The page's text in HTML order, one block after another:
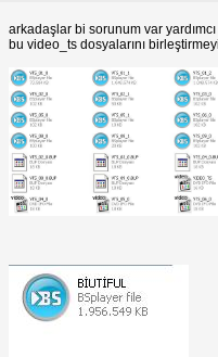
arkadaşlar bi sorunum var
bu video_ts dosyalarını